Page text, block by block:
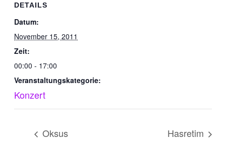
DETAILS
Datum:
November 15, 2011
Zeit:
00:00 - 17:00
Veranstaltungskategorie:
Konzert
Oksus Hasretim